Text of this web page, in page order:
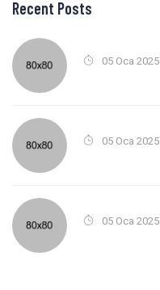
Recent Posts
05 Oca 2025
05 Oca 2025
05 Oca 2025